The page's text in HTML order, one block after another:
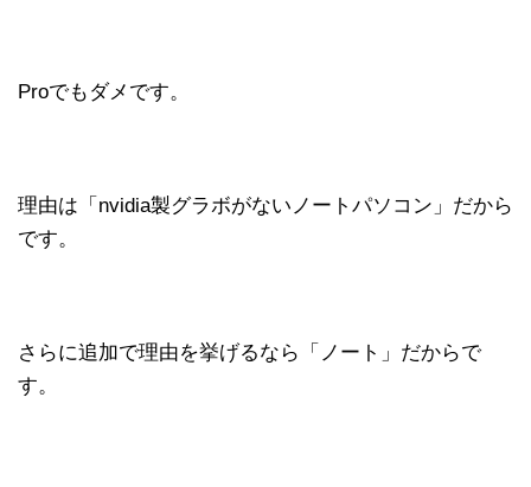
Proでもダメです。
理由は「nvidia製グラボがないノートパソコン」だから
です。
さらに追加で理由を挙げるなら「ノート」だからで
す。